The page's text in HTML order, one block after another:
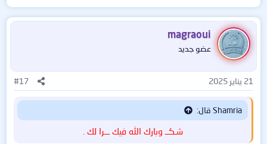
ل
ت
ف
ا
ع
ا
ت
:
magraoui
عضو جديد
21 يناير 2025 #17
Shamria قال:
شـكــ وبارك الله فيك ـــرا لك .